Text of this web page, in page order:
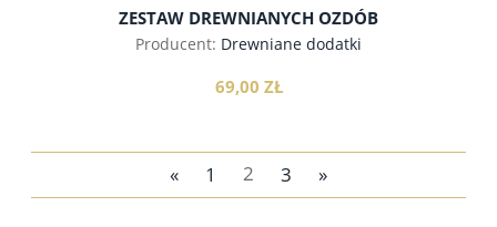
ZESTAW DREWNIANYCH OZDÓB
CHOINKOWYCH, 20SZT. JESION
Producent: Drewniane dodatki
69,00 ZŁ
« 1 2 3 »